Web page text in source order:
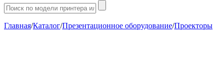
Главная/Каталог/Презентационное оборудование/Проекторы